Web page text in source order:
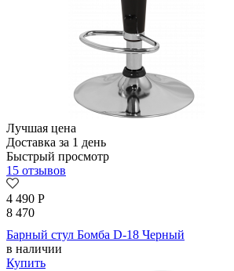
Лучшая цена
Доставка за 1 день
Быстрый просмотр
15 отзывов
4 490 Р
8 470
Барный стул Бомба D-18 Черный
в наличии
Купить